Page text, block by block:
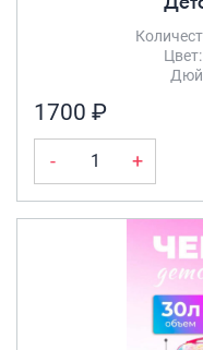
1700 ₽
- +